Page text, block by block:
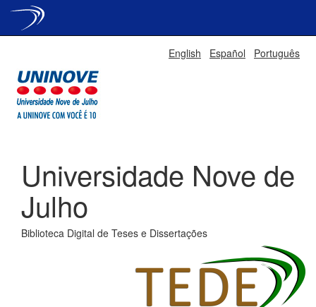
English Español Português
Universidade Nove de
Julho
Biblioteca Digital de Teses e Dissertações